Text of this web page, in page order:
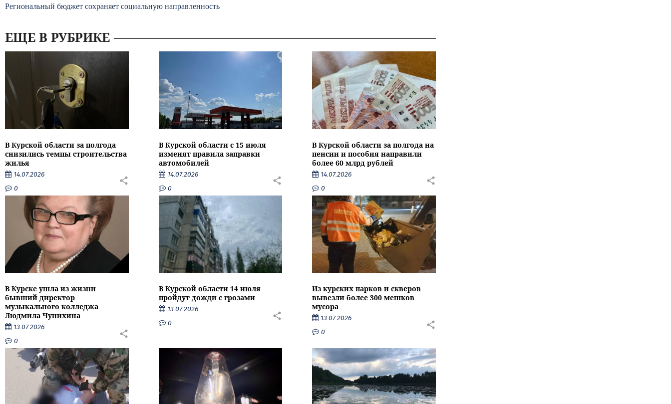
Региональный бюджет сохраняет социальную направленность
ЕЩЕ В РУБРИКЕ
В Курской области за полгода
снизились темпы строительства
жилья
14.07.2026
0
В Курской области с 15 июля
изменят правила заправки
автомобилей
14.07.2026
0
В Курской области за полгода на
пенсии и пособия направили
более 60 млрд рублей
14.07.2026
0
В Курске ушла из жизни
бывший директор
музыкального колледжа
Людмила Чунихина
13.07.2026
0
В Курской области 14 июля
пройдут дожди с грозами
13.07.2026
0
Из курских парков и скверов
вывезли более 300 мешков
мусора
13.07.2026
0